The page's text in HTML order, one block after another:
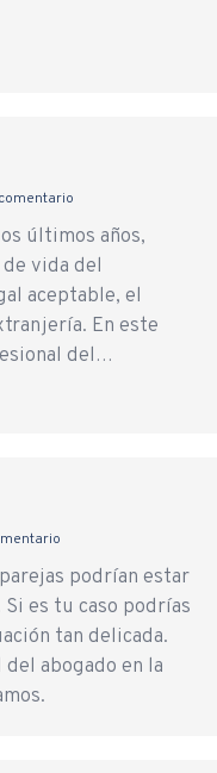
últimos años,
vida del
aceptable, el
En este
del…
podrían estar
es tu caso podrías
tan delicada.
abogado en la